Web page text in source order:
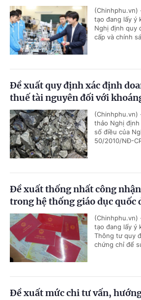
(Chinhphu.vn)
tạo đang lấy ý
Nghị định quy
cấp và chính
Đề xuất quy định xác định
thuế tài nguyên đối với
(Chinhphu.vn)
thảo Nghị
số điều của
50/2010/NĐ-
Đề xuất thống nhất công
trong hệ thống giáo dục quốc
(Chinhphu.vn)
tạo đang lấy ý
Thông tư quy
chứng chỉ để
Đề xuất mức chi tư vấn,